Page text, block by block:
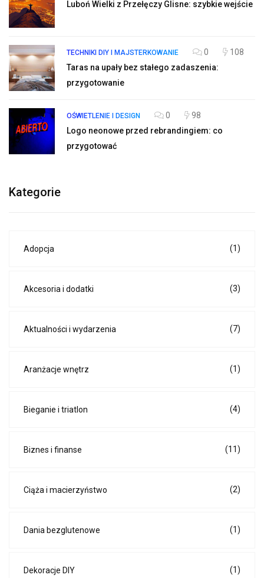
Luboń Wielki z Przełęczy Glisne: szybkie wejście
TECHNIKI DIY I MAJSTERKOWANIE 0
108
Taras na upały bez stałego zadaszenia:
przygotowanie
OŚWIETLENIE I DESIGN 0
98
Logo neonowe przed rebrandingiem: co
przygotować
Kategorie
Adopcja (1)
Akcesoria i dodatki (3)
Aktualności i wydarzenia (7)
Aranżacje wnętrz (1)
Bieganie i triatlon (4)
Biznes i finanse (11)
Ciąża i macierzyństwo (2)
Dania bezglutenowe (1)
Dekoracje DIY (1)